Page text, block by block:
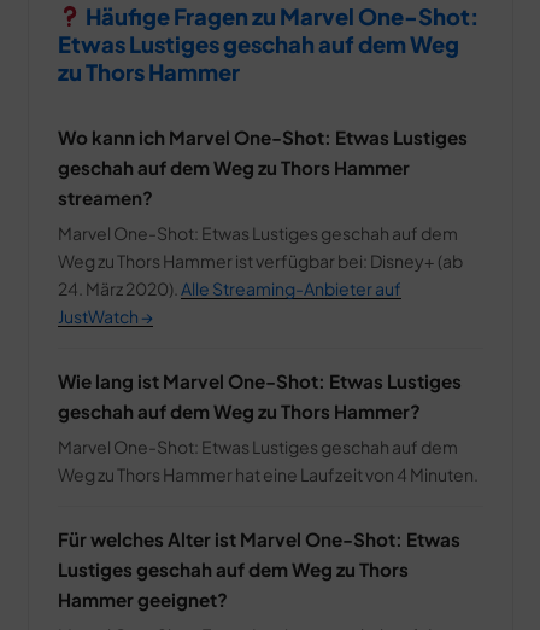
Häufige Fragen zu Marvel One-Shot:
Etwas Lustiges geschah auf dem Weg
zu Thors Hammer
Wo kann ich Marvel One-Shot: Etwas Lustiges
geschah auf dem Weg zu Thors Hammer
streamen?
Marvel One-Shot: Etwas Lustiges geschah auf dem
Weg zu Thors Hammer ist verfügbar bei: Disney+ (ab
24. März 2020). Alle Streaming-Anbieter auf
JustWatch →
Wie lang ist Marvel One-Shot: Etwas Lustiges
geschah auf dem Weg zu Thors Hammer?
Marvel One-Shot: Etwas Lustiges geschah auf dem
Weg zu Thors Hammer hat eine Laufzeit von 4 Minuten.
Für welches Alter ist Marvel One-Shot: Etwas
Lustiges geschah auf dem Weg zu Thors
Hammer geeignet?